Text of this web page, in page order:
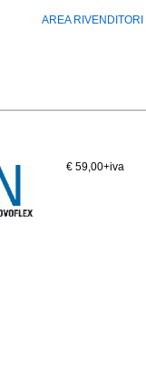
AREA RIVENDITORI
€ 59,00+iva